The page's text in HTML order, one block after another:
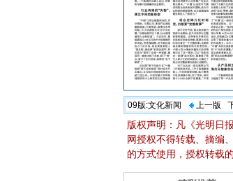
09版:文化新闻 上一版
版权声明：凡《光明日
网授权不得转载、摘编
的方式使用，授权转载